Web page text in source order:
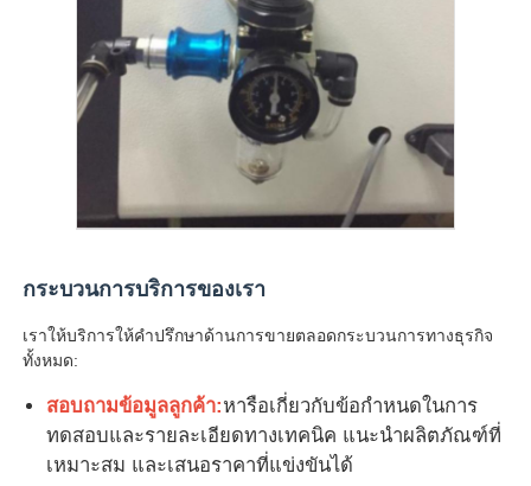
กระบวนการบริการของเรา
เราให้บริการให้คำปรึกษาด้านการขายตลอดกระบวนการทางธุรกิจ
ทั้งหมด:
สอบถามข้อมูลลูกค้า:หารือเกี่ยวกับข้อกำหนดในการ
ทดสอบและรายละเอียดทางเทคนิค แนะนำผลิตภัณฑ์ที่
เหมาะสม และเสนอราคาที่แข่งขันได้